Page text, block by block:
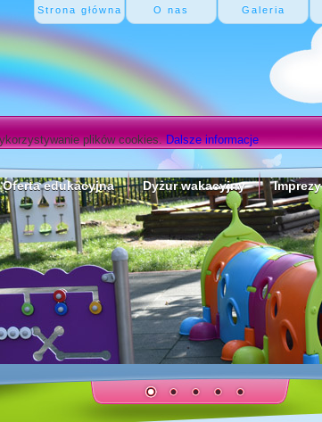
Strona główna O nas Galeria
plików cookies.Dalsze informacje
Oferta edukacyjna Dyżur wakacyjny Imprezy